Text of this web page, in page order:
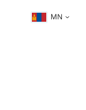
MN